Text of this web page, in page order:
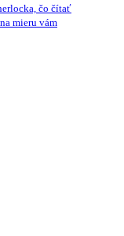
čo čítať
mieru vám